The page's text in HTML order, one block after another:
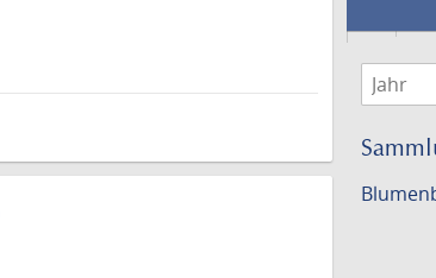
1797